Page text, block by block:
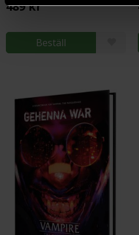
489 kr
Beställ